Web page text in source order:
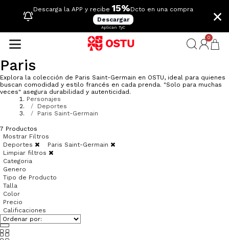
Descarga la APP y recibe 15%Dcto en una compra
Descargar
Aplican TyC
×
0
Paris
Explora la colección de Paris Saint-Germain en OSTU, ideal para quienes
buscan comodidad y estilo francés en cada prenda. "Solo para muchas
veces" asegura durabilidad y autenticidad.
Personajes
Deportes
Paris Saint-Germain
7 Productos
Mostrar Filtros
Deportes
Paris Saint-Germain
Limpiar filtros
Categoria
Genero
Tipo de Producto
Talla
Color
Precio
Calificaciones